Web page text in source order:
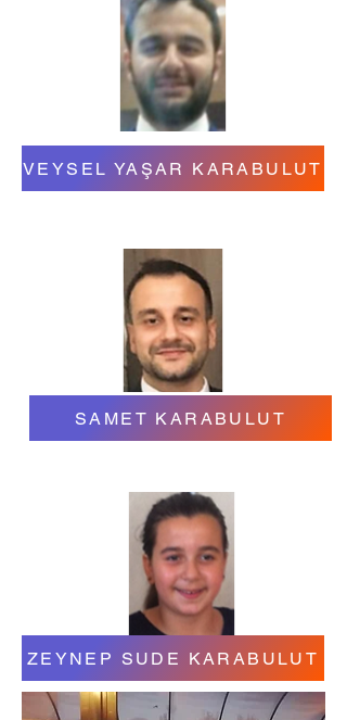
VEYSEL YAŞAR KARABULUT
SAMET KARABULUT
ZEYNEP SUDE KARABULUT